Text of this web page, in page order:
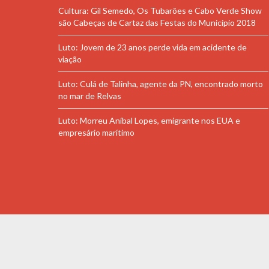
Cultura: Gil Semedo, Os Tubarões e Cabo Verde Show
são Cabeças de Cartaz das Festas do Município 2018
Luto: Jovem de 23 anos perde vida em acidente de
viação
Luto: Culá de Talinha, agente da PN, encontrado morto
no mar de Relvas
Luto: Morreu Aníbal Lopes, emigrante nos EUA e
empresário marítimo